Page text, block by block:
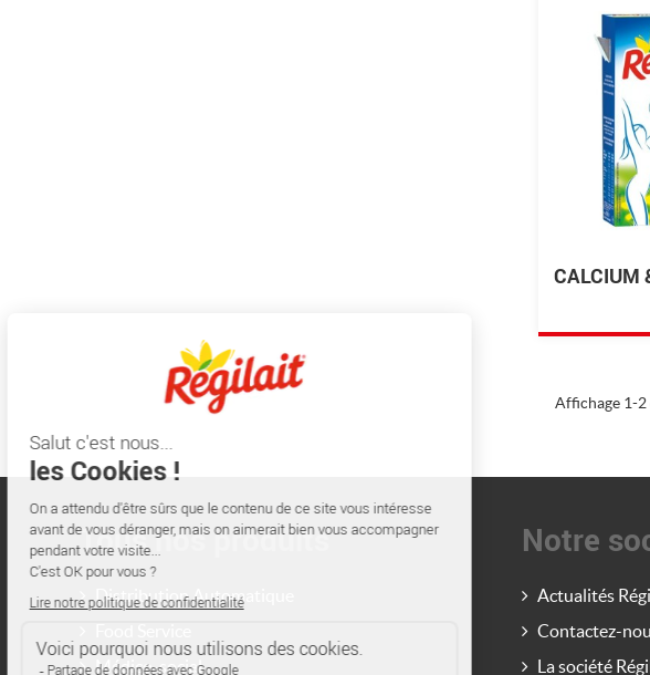
CALCIUM
Affichage 1-2
Tous nos produits
Distribution Automatique
Médico-social
Notre
Actualités
Contactez-
La société